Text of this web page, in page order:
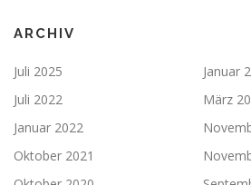
ARCHIV
Juli 2025
Januar
Juli 2022
März
Januar 2022
Oktober 2021